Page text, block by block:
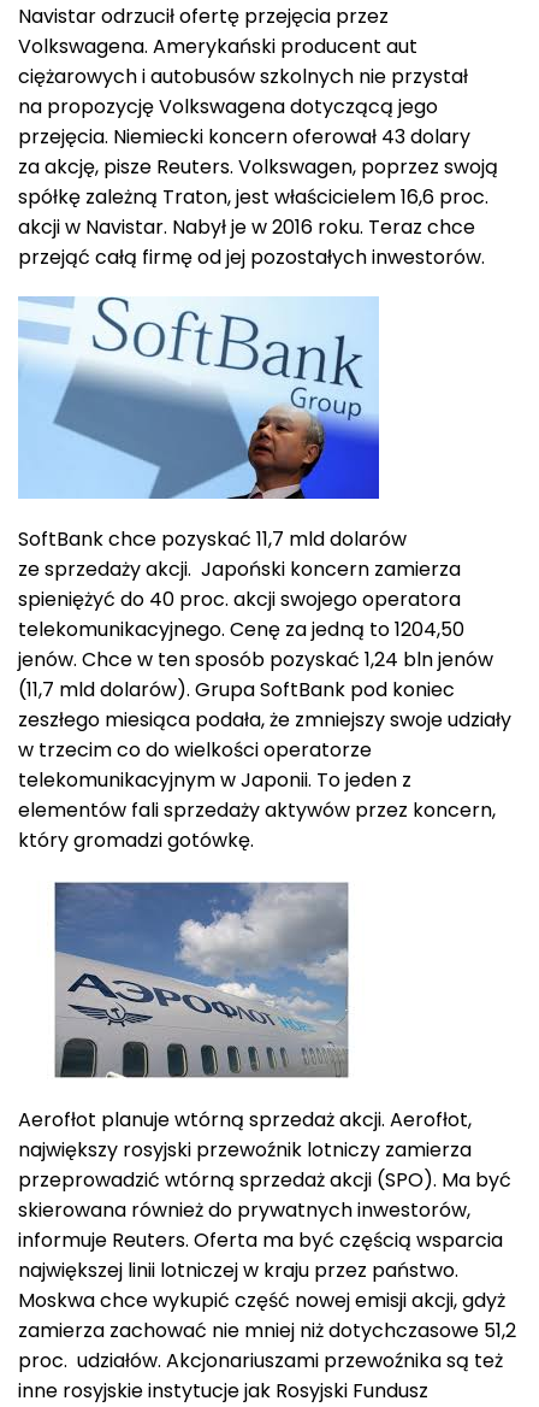
Navistar odrzucił ofertę przejęcia przez
Volkswagena. Amerykański producent aut
ciężarowych i autobusów szkolnych nie przystał
na propozycję Volkswagena dotyczącą jego
przejęcia. Niemiecki koncern oferował 43 dolary
za akcję, pisze Reuters. Volkswagen, poprzez swoją
spółkę zależną Traton, jest właścicielem 16,6 proc.
akcji w Navistar. Nabył je w 2016 roku. Teraz chce
przejąć całą firmę od jej pozostałych inwestorów.
SoftBank chce pozyskać 11,7 mld dolarów
ze sprzedaży akcji. Japoński koncern zamierza
spieniężyć do 40 proc. akcji swojego operatora
telekomunikacyjnego. Cenę za jedną to 1204,50
jenów. Chce w ten sposób pozyskać 1,24 bln jenów
(11,7 mld dolarów). Grupa SoftBank pod koniec
zeszłego miesiąca podała, że ​​zmniejszy swoje udziały
w trzecim co do wielkości operatorze
telekomunikacyjnym w Japonii. To jeden z
elementów fali sprzedaży aktywów przez koncern,
który gromadzi gotówkę.
Aerofłot planuje wtórną sprzedaż akcji. Aerofłot,
największy rosyjski przewoźnik lotniczy zamierza
przeprowadzić wtórną sprzedaż akcji (SPO). Ma być
skierowana również do prywatnych inwestorów,
informuje Reuters. Oferta ma być częścią wsparcia
największej linii lotniczej w kraju przez państwo.
Moskwa chce wykupić część nowej emisji akcji, gdyż
zamierza zachować nie mniej niż dotychczasowe 51,2
proc. udziałów. Akcjonariuszami przewoźnika są też
inne rosyjskie instytucje jak Rosyjski Fundusz